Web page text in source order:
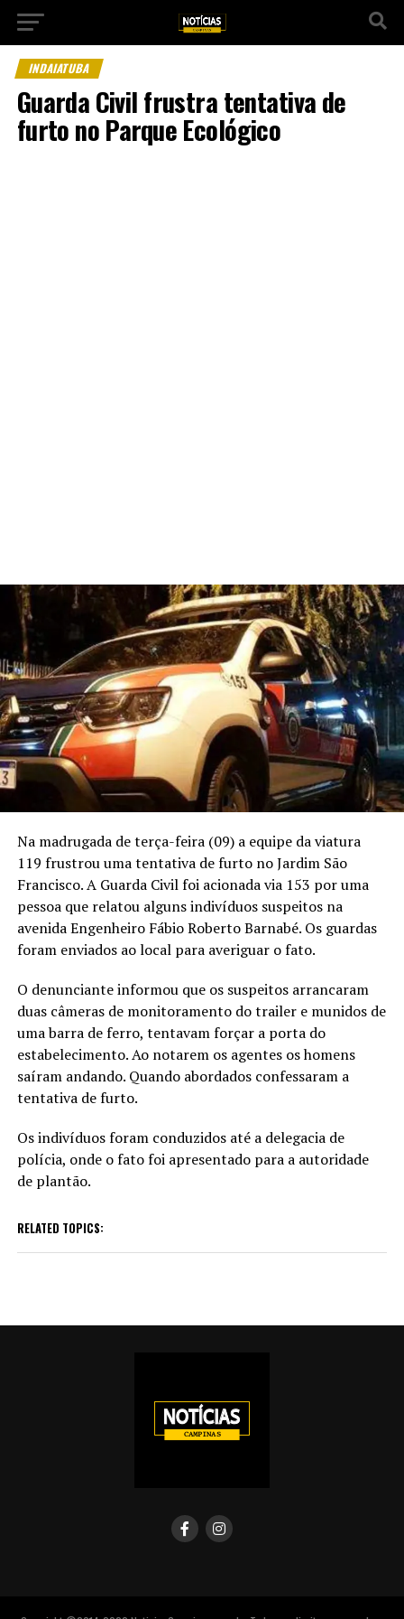
INDAIATUBA
Guarda Civil frustra tentativa de
furto no Parque Ecológico
Na madrugada de terça-feira (09) a equipe da viatura
119 frustrou uma tentativa de furto no Jardim São
Francisco. A Guarda Civil foi acionada via 153 por uma
pessoa que relatou alguns indivíduos suspeitos na
avenida Engenheiro Fábio Roberto Barnabé. Os guardas
foram enviados ao local para averiguar o fato.
O denunciante informou que os suspeitos arrancaram
duas câmeras de monitoramento do trailer e munidos de
uma barra de ferro, tentavam forçar a porta do
estabelecimento. Ao notarem os agentes os homens
saíram andando. Quando abordados confessaram a
tentativa de furto.
Os indivíduos foram conduzidos até a delegacia de
polícia, onde o fato foi apresentado para a autoridade
de plantão.
RELATED TOPICS: